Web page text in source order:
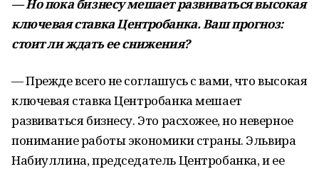
— Но пока бизнесу мешает развиваться высокая
ключевая ставка Центробанка. Ваш прогноз:
стоит ли ждать ее снижения?
— Прежде всего не соглашусь с вами, что высокая
ключевая ставка Центробанка мешает
развиваться бизнесу. Это расхожее, но неверное
понимание работы экономики страны. Эльвира
Набиуллина, председатель Центробанка, и ее